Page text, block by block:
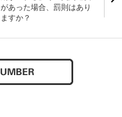
があった場合、罰則はあり
ますか？